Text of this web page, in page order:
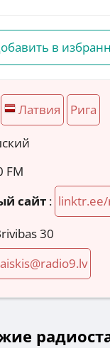
в
Латвия Рига
FM
сайт :
30